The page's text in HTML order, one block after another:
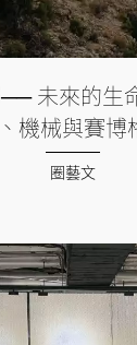
未來的生
機械與賽博
圈藝文